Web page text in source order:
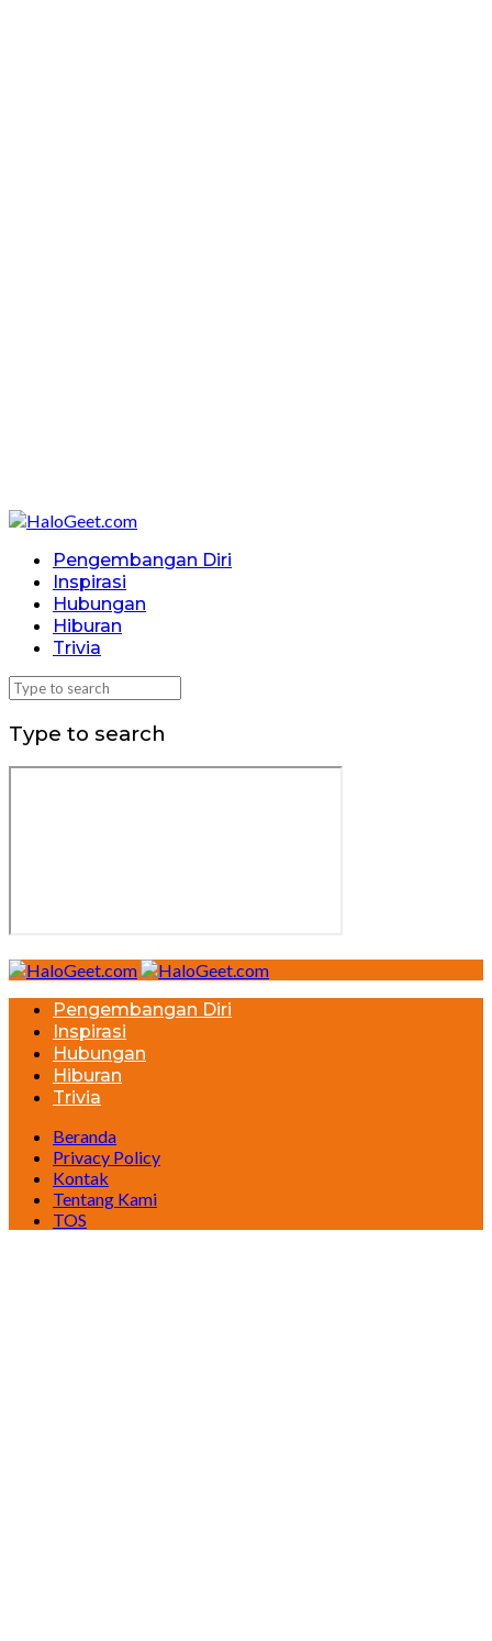
Pengembangan Diri
Inspirasi
Hubungan
Hiburan
Trivia
Type to search
Pengembangan Diri
Inspirasi
Hubungan
Hiburan
Trivia
Beranda
Privacy Policy
Kontak
Tentang Kami
TOS